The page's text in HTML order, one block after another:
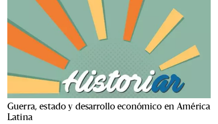
Guerra, estado y desarrollo económico en América
Latina